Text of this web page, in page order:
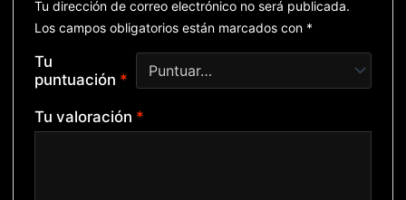
Tu dirección de correo electrónico no será publicada.
Los campos obligatorios están marcados con *
Tu
puntuación *
Tu valoración *